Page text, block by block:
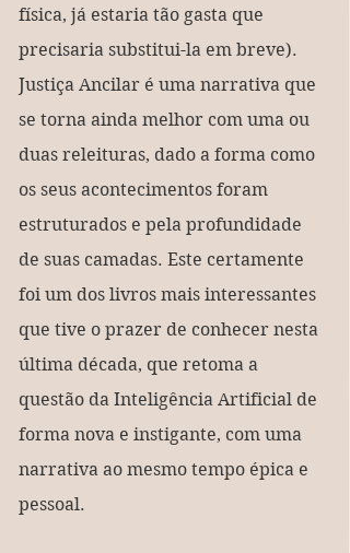
física, já estaria tão gasta que
precisaria substitui-la em breve).
Justiça Ancilar é uma narrativa que
se torna ainda melhor com uma ou
duas releituras, dado a forma como
os seus acontecimentos foram
estruturados e pela profundidade
de suas camadas. Este certamente
foi um dos livros mais interessantes
que tive o prazer de conhecer nesta
última década, que retoma a
questão da Inteligência Artificial de
forma nova e instigante, com uma
narrativa ao mesmo tempo épica e
pessoal.